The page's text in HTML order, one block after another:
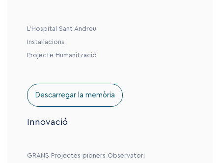
L’Hospital Sant Andreu
Instal·lacions
Projecte Humanització
Descarregar la memòria
Innovació
GRANS Projectes pioners Observatori